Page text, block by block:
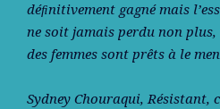
déﬁnitivement gagné mais
ne soit jamais perdu non plus,
des femmes sont prêts à le
Sydney Chouraqui, Résistant,